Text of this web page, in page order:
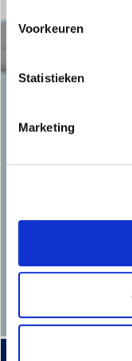
Voorkeuren
Statistieken
Marketing